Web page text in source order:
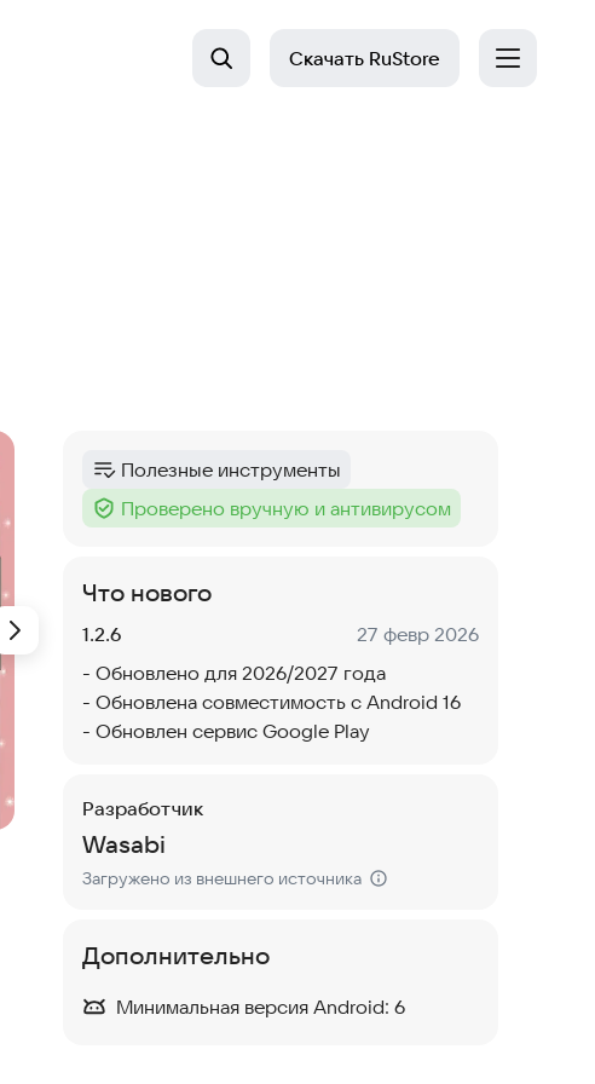
Скачать RuStore
Категория:
Полезные инструменты
Тег :
Проверено вручную и антивирусом
Что нового
Версия:
1.2.6 Дата:
27 февр 2026
- Обновлено для 2026/2027 года
- Обновлена ​​совместимость с Android 16
- Обновлен сервис Google Play
Разработчик
Wasabi
Загружено из внешнего источника
Дополнительно
Минимальная версия Android: 6